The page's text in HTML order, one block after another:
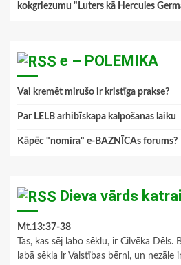
kokgriezumu "Luters kā Hercules
e – POLEMIKA
Vai kremēt mirušo ir kristīga prakse?
Par LELB arhibīskapa kalpošanas laiku
Kāpēc "nomira" e-BAZNĪCAs forums?
Dieva vārds
Mt.13:37-38
Tas, kas sēj labo sēklu, ir Cilvēka
labā sēkla ir Valstības bērni, un nezāle